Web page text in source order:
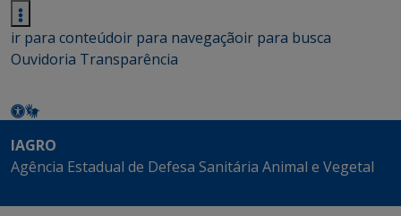
ir para conteúdoir para navegaçãoir para busca
Ouvidoria Transparência
IAGRO
Agência Estadual de Defesa Sanitária Animal e Vegetal